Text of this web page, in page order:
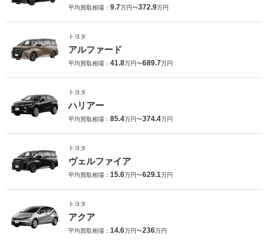
平均買取相場： 9.7万円〜372.9万円
トヨタ
アルファード
平均買取相場： 41.8万円〜689.7万円
トヨタ
ハリアー
平均買取相場： 85.4万円〜374.4万円
トヨタ
ヴェルファイア
平均買取相場： 15.6万円〜629.1万円
トヨタ
アクア
平均買取相場： 14.6万円〜236万円